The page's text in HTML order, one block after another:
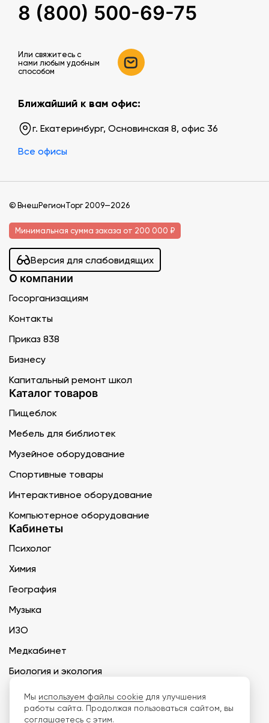
8 (800) 500-69-75
Или свяжитесь c
нами любым удобным
способом
Ближайший к вам офис:
г. Екатеринбург, Основинская 8, офис 36
Все офисы
© ВнешРегионТорг 2009—2026
Минимальная сумма заказа от 200 000 ₽
Версия для слабовидящих
О компании
Госорганизациям
Контакты
Приказ 838
Бизнесу
Капитальный ремонт школ
Каталог товаров
Пищеблок
Мебель для библиотек
Музейное оборудование
Спортивные товары
Интерактивное оборудование
Компьютерное оборудование
Кабинеты
Психолог
Химия
География
Музыка
ИЗО
Медкабинет
Биология и экология
Технология
Мы используем файлы cookie для улучшения
работы сайта. Продолжая пользоваться сайтом, вы
соглашаетесь с этим.